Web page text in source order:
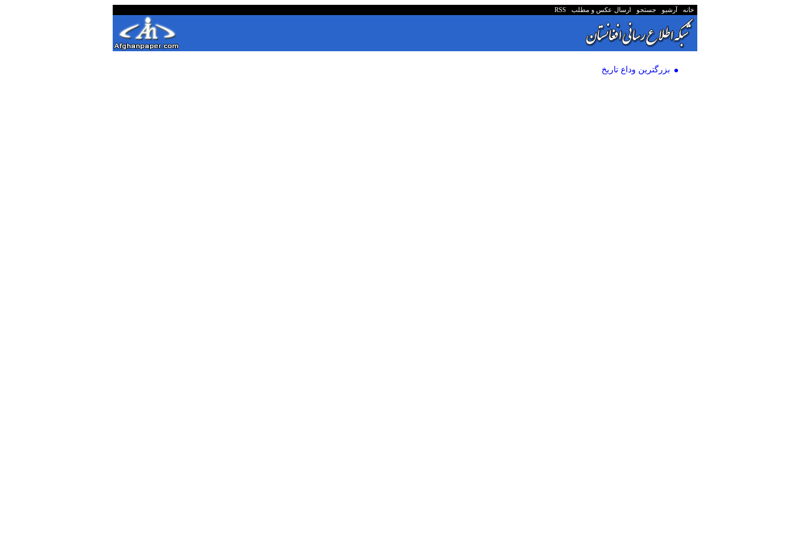
خانه آرشیو جستجو ارسال عکس و مطلب RSS
بزرگترین وداع تاریخ